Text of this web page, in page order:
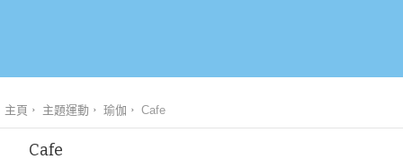
主頁 主題運動 瑜伽 Cafe
Cafe